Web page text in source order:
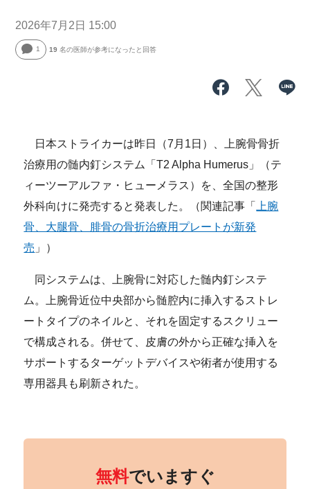
2026年7月2日 15:00
1 19 名の医師が参考になったと回答
日本ストライカーは昨日（7月1日）、上腕骨骨折
治療用の髄内釘システム「T2 Alpha Humerus」（テ
ィーツーアルファ・ヒューメラス）を、全国の整形
外科向けに発売すると発表した。（関連記事「
上腕
骨、大腿骨、腓骨の骨折治療用プレートが新発
売 」）
同システムは、上腕骨に対応した髄内釘システ
ム。上腕骨近位中央部から髄腔内に挿入するストレ
ートタイプのネイルと、それを固定するスクリュー
で構成される。併せて、皮膚の外から正確な挿入を
サポートするターゲットデバイスや術者が使用する
専用器具も刷新された。
無料でいますぐ